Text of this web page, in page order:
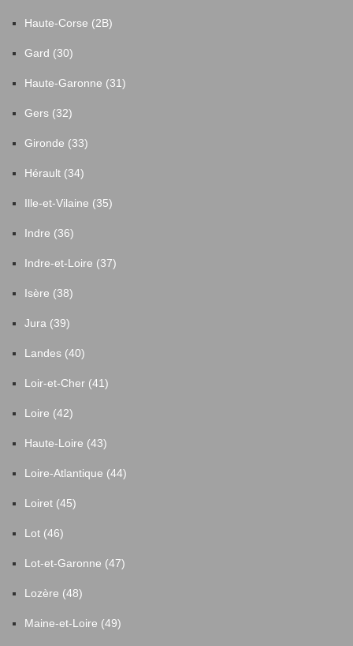
Haute-Corse (2B)
Gard (30)
Haute-Garonne (31)
Gers (32)
Gironde (33)
Hérault (34)
Ille-et-Vilaine (35)
Indre (36)
Indre-et-Loire (37)
Isère (38)
Jura (39)
Landes (40)
Loir-et-Cher (41)
Loire (42)
Haute-Loire (43)
Loire-Atlantique (44)
Loiret (45)
Lot (46)
Lot-et-Garonne (47)
Lozère (48)
Maine-et-Loire (49)